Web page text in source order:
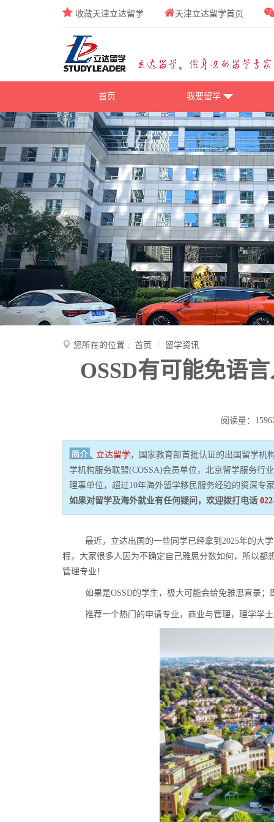
收藏天津立达留学 天津立达留学首页
首页 我要留学
Previous
您所在的位置 : 首页 留学资讯
OSSD有可能免语
阅读量：1596
立达留学，国家教育部首批认证的出国留学机
学机构服务联盟(COSSA)会员单位，北京留学服务行
理事单位，超过10年海外留学移民服务经验的资深专
如果对留学及海外就业有任何疑问，欢迎拨打电话
最近，立达出国的一些同学已经拿到 2025年的大
程，大家很多人因为不确定自己雅思分数如何，所以
管理专业！
如果是OSSD的学生，极大可能会给免雅思直录
推荐一个热门的申请专业，商业与管理，理学学